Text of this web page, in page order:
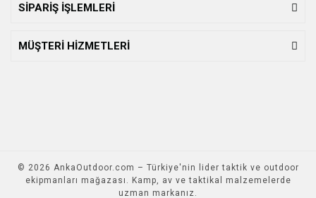
SİPARİŞ İŞLEMLERİ
MÜŞTERİ HİZMETLERİ
© 2026 AnkaOutdoor.com – Türkiye'nin lider taktik ve outdoor
ekipmanları mağazası. Kamp, av ve taktikal malzemelerde
uzman markanız.